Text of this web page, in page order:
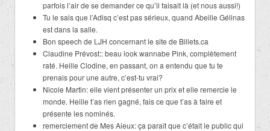
parfois l’air de se demander ce qu’il faisait là (et nous aussi!)
Tu le sais que l’Adisq c’est pas sérieux, quand Abeille Gélinas
est dans la salle.
Bon speech de LJH concernant le site de Billets.ca
Claudine Prévost:: beau look wannabe Pink, complètement
raté. Heille Clodine, en passant, on a entendu que tu te
prenais pour une autre, c’est-tu vrai?
Nicole Martin: elle vient présenter un prix et elle remercie le
monde. Heille t’as rien gagné, fais ce que t’as à faire et
présente les nominés.
remerciement de Mes Aieux: ça paraît que c’était le public qui